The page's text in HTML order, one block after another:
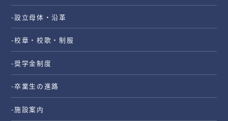
-設立母体・沿革
-校章・校歌・制服
-奨学金制度
-卒業生の進路
-施設案内